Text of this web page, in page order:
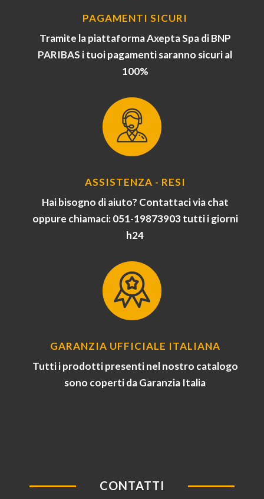
PAGAMENTI SICURI
Tramite la piattaforma Axepta Spa di BNP
PARIBAS i tuoi pagamenti saranno sicuri al
100%
ASSISTENZA - RESI
Hai bisogno di aiuto? Contattaci via chat
oppure chiamaci: 051-19873903 tutti i giorni
h24
GARANZIA UFFICIALE ITALIANA
Tutti i prodotti presenti nel nostro catalogo
sono coperti da Garanzia Italia
CONTATTI